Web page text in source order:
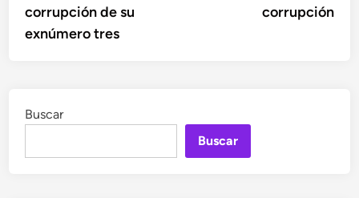
corrupción de su
exnúmero tres
corrupción
Buscar
Buscar